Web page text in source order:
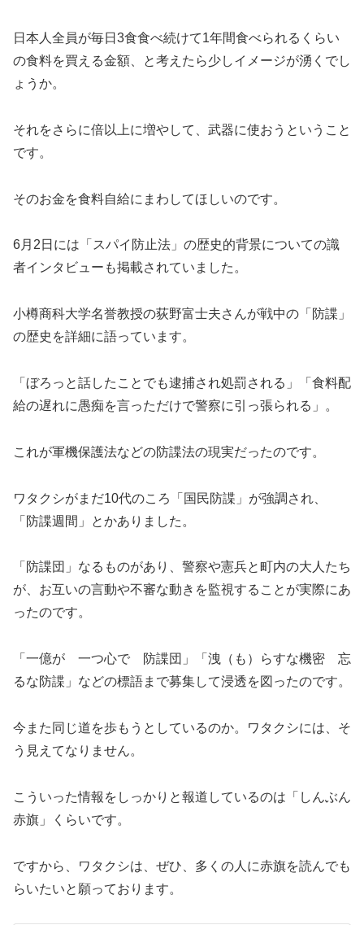
日本人全員が毎日3食食べ続けて1年間食べられるくらい
の食料を買える金額、と考えたら少しイメージが湧くでし
ょうか。
それをさらに倍以上に増やして、武器に使おうということ
です。
そのお金を食料自給にまわしてほしいのです。
6月2日には「スパイ防止法」の歴史的背景についての識
者インタビューも掲載されていました。
小樽商科大学名誉教授の荻野富士夫さんが戦中の「防諜」
の歴史を詳細に語っています。
「ぼろっと話したことでも逮捕され処罰される」「食料配
給の遅れに愚痴を言っただけで警察に引っ張られる」。
これが軍機保護法などの防諜法の現実だったのです。
ワタクシがまだ10代のころ「国民防諜」が強調され、
「防諜週間」とかありました。
「防諜団」なるものがあり、警察や憲兵と町内の大人たち
が、お互いの言動や不審な動きを監視することが実際にあ
ったのです。
「一億が 一つ心で 防諜団」「洩（も）らすな機密 忘
るな防諜」などの標語まで募集して浸透を図ったのです。
今また同じ道を歩もうとしているのか。ワタクシには、そ
う見えてなりません。
こういった情報をしっかりと報道しているのは「しんぶん
赤旗」くらいです。
ですから、ワタクシは、ぜひ、多くの人に赤旗を読んでも
らいたいと願っております。